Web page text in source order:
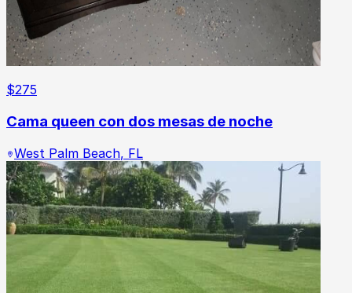
$275
Cama queen con dos mesas de noche
West Palm Beach, FL